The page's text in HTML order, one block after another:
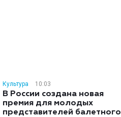
Культура 10:03
В России создана новая
премия для молодых
представителей балетного